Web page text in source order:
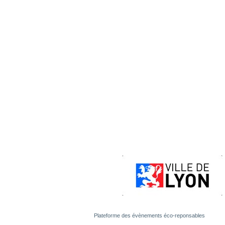
Plateforme des évènements éco-reponsables